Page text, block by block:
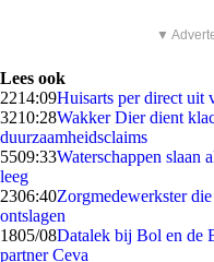
▼
Lees ook
2214:09Huisarts per direct uit
3210:28Wakker Dier dient
duurzaamheidsclaims
5509:33Waterschappen slaan
leeg
2306:40Zorgmedewerkster
ontslagen
1805/08Datalek bij Bol en de
partner Ceva